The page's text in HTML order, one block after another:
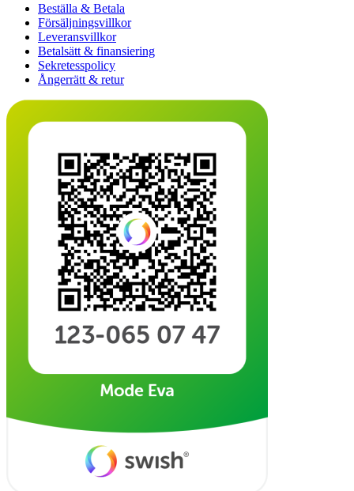
Beställa & Betala
Försäljningsvillkor
Leveransvillkor
Betalsätt & finansiering
Sekretesspolicy
Ångerrätt & retur